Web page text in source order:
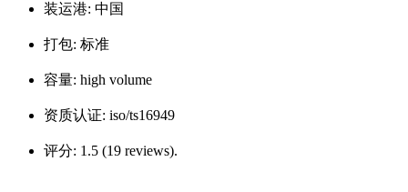
装运港: 中国
打包: 标准
容量: high volume
资质认证: iso/ts16949
评分: 1.5 (19 reviews).